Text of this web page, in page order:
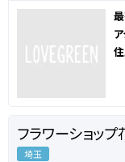
フラワーショッ
埼玉